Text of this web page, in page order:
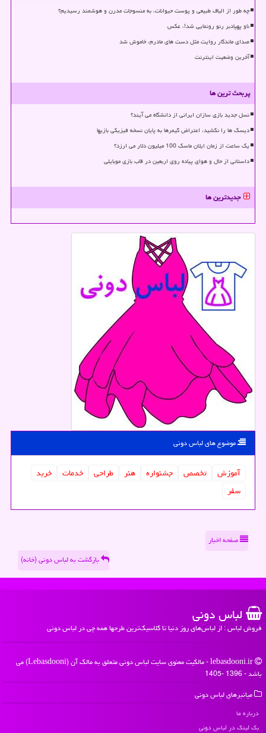
چه طور از الیاف طبیعی و پوست حیوانات، به منسوجات مدرن و هوشمند رسیدیم؟
ناو پهپادبر رنو رونمایی شد!، عکس
صدای ماندگار روایت مثل دست های مادرم، خاموش شد
آخرین وضعیت اینترنت
پربحث ترین ها
نسل جدید بازی سازان ایرانی از دانشگاه می آیند؟
دیسک ها را نکشید، اعتراض گیمرها به پایان نسخه فیزیکی بازیها
یک ساعت از زمان ایلان ماسک 100 میلیون دلار می ارزد؟
داستانی از حال و هوای پیاده روی اربعین در قاب بازی موبایلی
جدیدترین ها
موضوع های لباس دونی
آموزش تخصص جشنواره هنر طراحی خدمات
خرید
سفر
صفحه اخبار
بازگشت به لباس دونی (خانه)
لباس دونی
فروش لباس : از لباس‌های روز دنیا تا کلاسیک‌ترین طرحها همه چی در لباس دونی
lebasdooni.ir - مالکیت معنوی سایت لباس دونی متعلق به مالک آن (Lebasdooni) می
باشد - 1396 -1405
میانبرهای لباس دونی
درباره ما
بک لینک در لباس دونی